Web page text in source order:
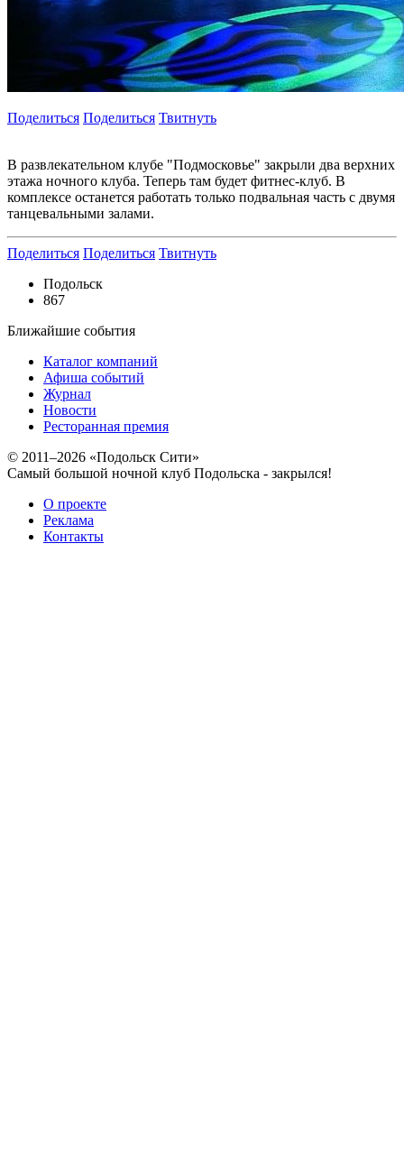
Поделиться Поделиться Твитнуть
В развлекательном клубе "Подмосковье" закрыли два верхних
этажа ночного клуба. Теперь там будет фитнес-клуб. В
комплексе останется работать только подвальная часть с двумя
танцевальными залами.
Поделиться Поделиться Твитнуть
Подольск
867
Ближайшие события
Каталог компаний
Афиша событий
Журнал
Новости
Ресторанная премия
© 2011–2026 «Подольск Сити»
Самый большой ночной клуб Подольска - закрылся!
О проекте
Реклама
Контакты